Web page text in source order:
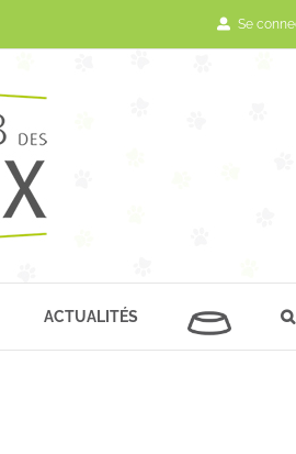
Se
ACTUALITÉS